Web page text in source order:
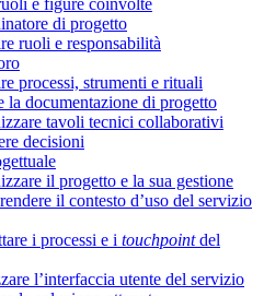
di progetto
ruoli e responsabilità
processi, strumenti e rituali
la documentazione di progetto
tavoli tecnici collaborativi
decisioni
il progetto e la sua gestione
il contesto d’uso del servizio
i processi e i touchpointdel
l’interfaccia utente del servizio